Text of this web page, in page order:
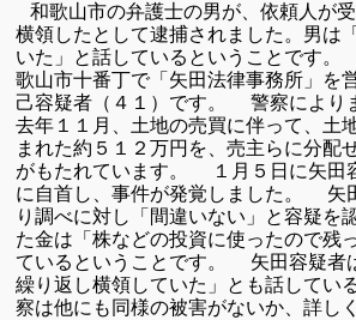
和歌山市の弁護士の男が、依頼人が
横領したとして逮捕されました。男は
いた」と話しているということです
歌山市十番丁で「矢田法律事務所」を
己容疑者（４１）です。 警察により
去年１１月、土地の売買に伴って、土
まれた約５１２万円を、売主らに分配
がもたれています。 １月５日に矢田
に自首し、事件が発覚しました。 矢
り調べに対し「間違いない」と容疑を
た金は「株などの投資に使ったので残
ているということです。 矢田容疑者
繰り返し横領していた」とも話してい
察は他にも同様の被害がないか、詳し